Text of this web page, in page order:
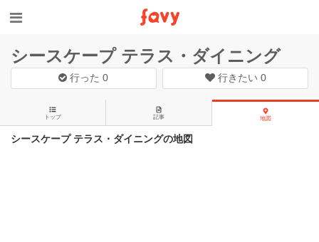
シースケープ テラス・ダイニング
行った0 行きたい 0
トップ 記事 地図
シースケープ テラス・ダイニングの地図